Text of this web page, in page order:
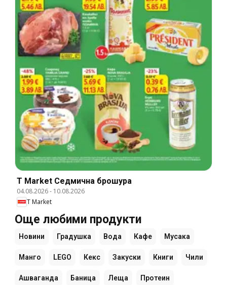
T Market Cедмична брошура
04.08.2026- 10.08.2026
T Market
Още любими продукти
Новини Градушка Вода Кафе Мусака
Манго LEGO Кекс Закуски Книги Чили
Ашваганда Баница Леща Протеин